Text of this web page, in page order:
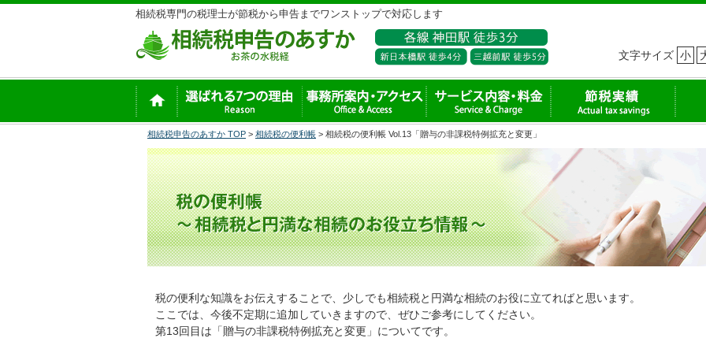
相続税専門の税理士が節税から申告までワンストップで対応します
文字サイズ 小
相続税申告のあすか TOP > 相続税の便利帳 > 相続税の便利帳 Vol.13「贈与の非課税特例拡充と変更」
税の便利な知識をお伝えすることで、少しでも相続税と円満な相続のお役に立てればと思います。
ここでは、今後不定期に追加していきますので、ぜひご参考にしてください。
第13回目は「贈与の非課税特例拡充と変更」についてです。